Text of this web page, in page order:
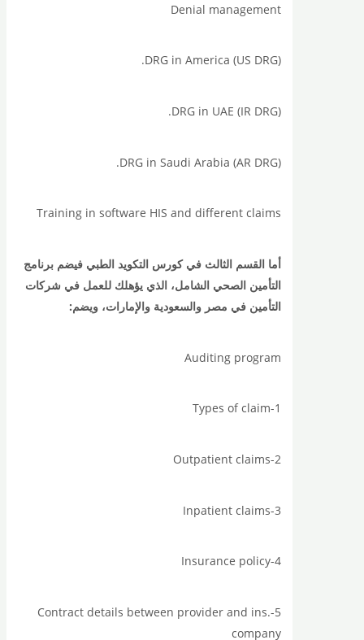
Denial management
DRG in America (US DRG).
DRG in UAE (IR DRG).
DRG in Saudi Arabia (AR DRG).
Training in software HIS and different claims
أما القسم الثالث في كورس التكويد الطبي فيضم برنامج
التأمين الصحي الشامل، الذي يؤهلك للعمل في شركات
التأمين في مصر والسعودية والإمارات، ويضم:
Auditing program
5-Contract details between provider and ins.
company